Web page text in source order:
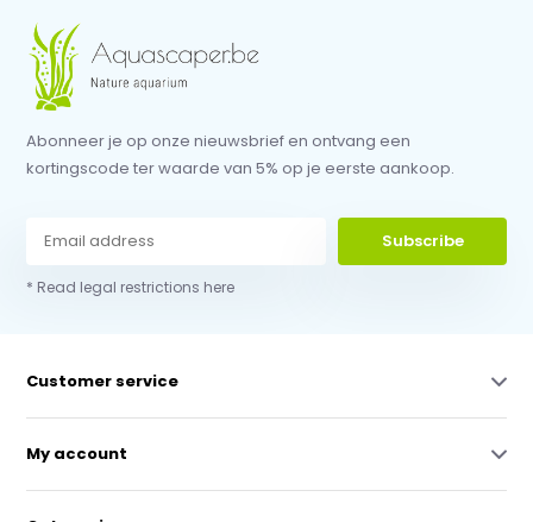
Abonneer je op onze nieuwsbrief en ontvang een
kortingscode ter waarde van 5% op je eerste aankoop.
Subscribe
* Read legal restrictions here
Customer service
My account